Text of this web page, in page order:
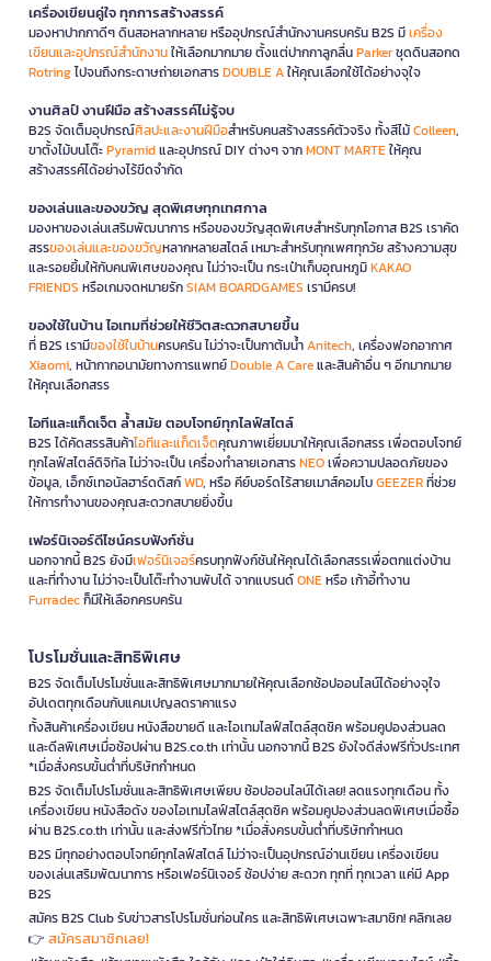
เครื่องเขียนคู่ใจ ทุกการสร้างสรรค์
มองหาปากกาดีๆ ดินสอหลากหลาย หรืออุปกรณ์สำนักงานครบครัน B2S มีเครื่อง
เขียนและอุปกรณ์สำนักงานให้เลือกมากมาย ตั้งแต่ปากกาลูกลื่นParkerชุดดินสอกด
Rotringไปจนถึงกระดาษถ่ายเอกสารDOUBLE Aให้คุณเลือกใช้ได้อย่างจุใจ
งานศิลป์ งานฝีมือ สร้างสรรค์ไม่รู้จบ
B2S จัดเต็มอุปกรณ์ศิลปะและงานฝีมือสำหรับคนสร้างสรรค์ตัวจริง ทั้งสีไม้Colleen,
ขาตั้งไม้บนโต๊ะPyramidและอุปกรณ์ DIY ต่างๆ จากMONT MARTEให้คุณ
สร้างสรรค์ได้อย่างไร้ขีดจำกัด
ของเล่นและของขวัญ สุดพิเศษทุกเทศกาล
มองหาของเล่นเสริมพัฒนาการ หรือของขวัญสุดพิเศษสำหรับทุกโอกาส B2S เราคัด
สรรของเล่นและของขวัญหลากหลายสไตล์ เหมาะสำหรับทุกเพศทุกวัย สร้างความสุข
และรอยยิ้มให้กับคนพิเศษของคุณ ไม่ว่าจะเป็น กระเป๋าเก็บอุณหภูมิKAKAO
FRIENDS หรือเกมจดหมายรักSIAM BOARDGAMES เรามีครบ!
ของใช้ในบ้าน ไอเทมที่ช่วยให้ชีวิตสะดวกสบายขึ้น
ที่ B2S เรามีของใช้ในบ้านครบครัน ไม่ว่าจะเป็นกาต้มน้ำAnitech, เครื่องฟอกอากาศ
Xiaomi, หน้ากากอนามัยทางการแพทย์Double A Careและสินค้าอื่น ๆ อีกมากมาย
ให้คุณเลือกสรร
ไอทีและแก็ดเจ็ต ล้ำสมัย ตอบโจทย์ทุกไลฟ์สไตล์
B2S ได้คัดสรรสินค้าไอทีและแก็ดเจ็ตคุณภาพเยี่ยมมาให้คุณเลือกสรร เพื่อตอบโจทย์
ทุกไลฟ์สไตล์ดิจิทัล ไม่ว่าจะเป็น เครื่องทำลายเอกสารNEOเพื่อความปลอดภัยของ
ข้อมูล, เอ็กซ์เทอนัลฮาร์ดดิสก์WD, หรือ คีย์บอร์ดไร้สายเมาส์คอมโบGEEZERที่ช่วย
ให้การทำงานของคุณสะดวกสบายยิ่งขึ้น
เฟอร์นิเจอร์ดีไซน์ครบฟังก์ชั่น
นอกจากนี้ B2S ยังมีเฟอร์นิเจอร์ครบทุกฟังก์ชันให้คุณได้เลือกสรรเพื่อตกแต่งบ้าน
และที่ทำงาน ไม่ว่าจะเป็นโต๊ะทำงานพับได้ จากแบรนด์ONEหรือ เก้าอี้ทำงาน
Furradecก็มีให้เลือกครบครัน
โปรโมชั่นและสิทธิพิเศษ
B2S จัดเต็มโปรโมชั่นและสิทธิพิเศษมากมายให้คุณเลือกช้อปออนไลน์ได้อย่างจุใจ
อัปเดตทุกเดือนกับแคมเปญลดราคาแรง
ทั้งสินค้าเครื่องเขียน หนังสือขายดี และไอเทมไลฟ์สไตล์สุดชิค พร้อมคูปองส่วนลด
และดีลพิเศษเมื่อช้อปผ่าน B2S.co.th เท่านั้น นอกจากนี้ B2S ยังใจดีส่งฟรีทั่วประเทศ
*เมื่อสั่งครบขั้นต่ำที่บริษัทกำหนด
B2S จัดเต็มโปรโมชั่นและสิทธิพิเศษเพียบ ช้อปออนไลน์ได้เลย! ลดแรงทุกเดือน ทั้ง
เครื่องเขียน หนังสือดัง ของไอเทมไลฟ์สไตล์สุดชิค พร้อมคูปองส่วนลดพิเศษเมื่อซื้อ
ผ่าน B2S.co.th เท่านั้น และส่งฟรีทั่วไทย *เมื่อสั่งครบขั้นต่ำที่บริษัทกำหนด
B2S มีทุกอย่างตอบโจทย์ทุกไลฟ์สไตล์ ไม่ว่าจะเป็นอุปกรณ์อ่านเขียน เครื่องเขียน
ของเล่นเสริมพัฒนาการ หรือเฟอร์นิเจอร์ ช้อปง่าย สะดวก ทุกที่ ทุกเวลา แค่มี App
B2S
สมัคร B2S Club รับข่าวสารโปรโมชั่นก่อนใคร และสิทธิพิเศษเฉพาะสมาชิก! คลิกเลย
👉 สมัครสมาชิกเลย!